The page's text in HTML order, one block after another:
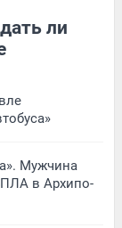
ли
Мужчина
в Архипо-